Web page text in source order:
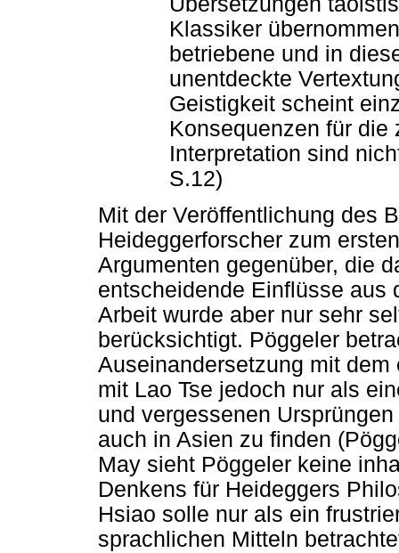
Klassiker
betriebene und in
unentdeckte
Geistigkeit scheint
Konsequenzen für die
Interpretation sind
S.12)
Mit der Veröffentlichung des
Heideggerforscher zum
Argumenten gegenüber, die
entscheidende Einflüsse aus
Arbeit wurde aber nur sehr
berücksichtigt. Pöggeler
Auseinandersetzung mit
mit Lao Tse jedoch nur als
und vergessenen
auch in Asien zu finden
May sieht Pöggeler keine
Denkens für Heideggers
Hsiao solle nur als ein
sprachlichen Mitteln